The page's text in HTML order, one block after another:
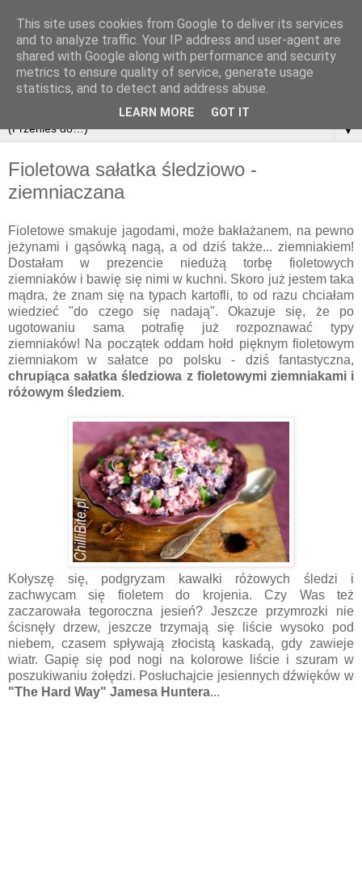
▼
Fioletowa sałatka śledziowo -
ziemniaczana
Fioletowe smakuje jagodami, może bakłażanem, na pewno
jeżynami i gąsówką nagą, a od dziś także... ziemniakiem!
Dostałam w prezencie niedużą torbę fioletowych
ziemniaków i bawię się nimi w kuchni. Skoro już jestem taka
mądra, że znam się na typach kartofli, to od razu chciałam
wiedzieć "do czego się nadają". Okazuje się, że po
ugotowaniu sama potrafię już rozpoznawać typy
ziemniaków! Na początek oddam hołd pięknym fioletowym
ziemniakom w sałatce po polsku - dziś fantastyczna,
chrupiąca sałatka śledziowa z fioletowymi ziemniakami i
różowym śledziem.
Kołyszę się, podgryzam kawałki różowych śledzi i
zachwycam się fioletem do krojenia. Czy Was też
zaczarowała tegoroczna jesień? Jeszcze przymrozki nie
ścisnęły drzew, jeszcze trzymają się liście wysoko pod
niebem, czasem spływają złocistą kaskadą, gdy zawieje
wiatr. Gapię się pod nogi na kolorowe liście i szuram w
poszukiwaniu żołędzi. Posłuchajcie jesiennych dźwięków w
"The Hard Way" Jamesa Huntera...
This site uses cookies from Google to deliver its services
and to analyze traffic. Your IP address and user-agent are
shared with Google along with performance and security
metrics to ensure quality of service, generate usage
statistics, and to detect and address abuse.
LEARN MORE GOT IT